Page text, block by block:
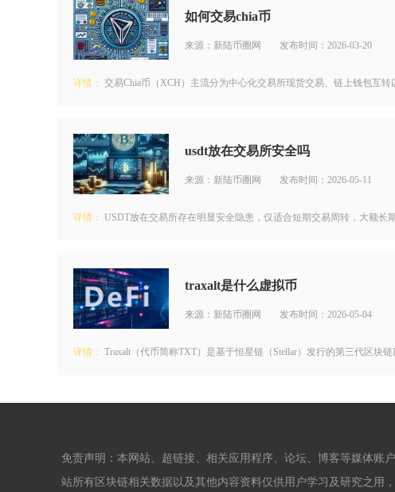
如何交易chia币
来源：新陆币圈网 发布时间：2026-03-20
详情： 交易Chia币（XCH）主流分为中心化交易所现货交易、链上钱包互
usdt放在交易所安全吗
来源：新陆币圈网 发布时间：2026-05-11
详情： USDT放在交易所存在明显安全隐患，仅适合短期交易周转，大额
traxalt是什么虚拟币
来源：新陆币圈网 发布时间：2026-05-04
详情： Traxalt（代币简称TXT）是基于恒星链（Stellar）发行的第三代区块
免责声明：本网站、超链接、相关应用程序、论坛、博客等媒体账
站所有区块链相关数据以及其他内容资料仅供用户学习及研究之用